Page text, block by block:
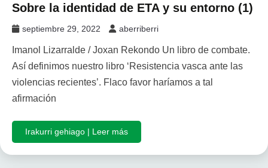
Sobre la identidad de ETA y su entorno (1)
septiembre 29, 2022 aberriberri
Imanol Lizarralde / Joxan Rekondo Un libro de combate.
Así definimos nuestro libro ‘Resistencia vasca ante las
violencias recientes’. Flaco favor haríamos a tal
afirmación
Irakurri gehiago | Leer más